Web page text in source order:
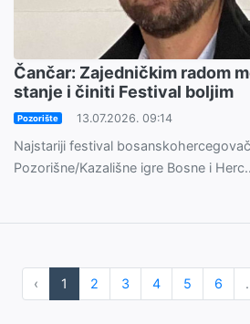
Čančar: Zajedničkim radom
stanje i činiti Festival boljim
Pozorište 13.07.2026. 09:14
Najstariji festival
Pozorišne/Kazališne igre Bosne i
‹ 1 2 3 4 5 6